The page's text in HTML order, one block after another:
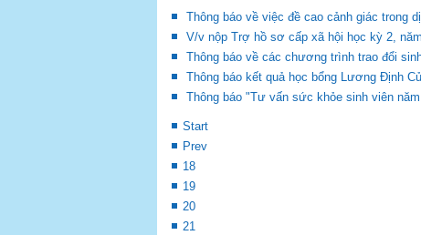
Thông báo về việc đề cao cảnh giác trong
V/v nộp Trợ hồ sơ cấp xã hội học kỳ 2,
Thông báo về các chương trình trao đổi
Thông báo kết quả học bổng Lương Định
Thông báo "Tư vấn sức khỏe sinh viên năm
Start
Prev
18
19
20
21